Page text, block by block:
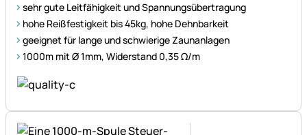
sehr gute Leitfähigkeit und Spannungsübertragung
hohe Reißfestigkeit bis 45kg, hohe Dehnbarkeit
geeignet für lange und schwierige Zaunanlagen
1000m mit Ø 1mm, Widerstand 0,35 Ω/m